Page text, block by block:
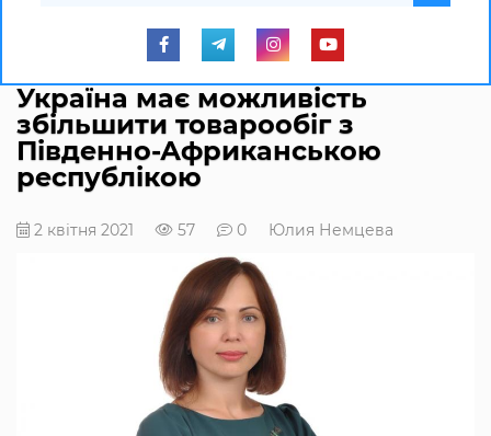
Україна має можливість
збільшити товарообіг з
Південно-Африканською
республікою
2 квітня 2021 57 0 Юлия Немцева